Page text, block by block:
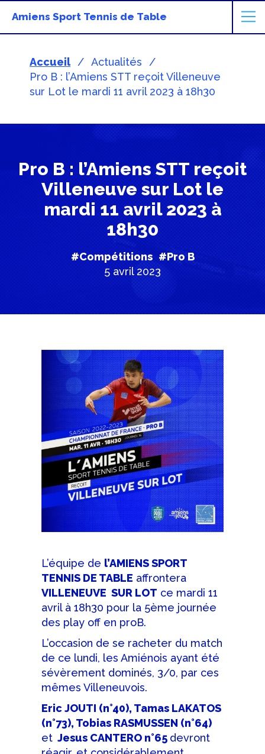
Amiens Sport Tennis de Table
Accueil
Actualités
Pro B : l’Amiens STT reçoit Villeneuve
sur Lot le mardi 11 avril 2023 à 18h30
Pro B : l’Amiens STT reçoit
Villeneuve sur Lot le
mardi 11 avril 2023 à
18h30
#Compétitions #Pro B
5 avril 2023
L’équipe de l’AMIENS SPORT
TENNIS DE TABLE affrontera
VILLENEUVE SUR LOT ce mardi 11
avril à 18h30 pour la 5ème journée
des play off en proB.
L’occasion de se racheter du match
de ce lundi, les Amiénois ayant été
sévèrement dominés, 3/0, par ces
mêmes Villeneuvois.
Eric JOUTI (n°40), Tamas LAKATOS
(n°73), Tobias RASMUSSEN (n°64)
et Jesus CANTERO n°65 devront